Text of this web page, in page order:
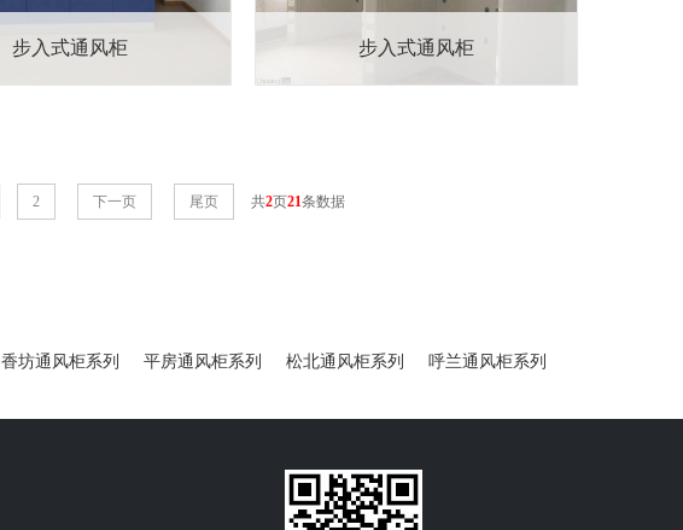
步入式通风柜 步入式通风柜
2 下一页 尾页 共2页21条数据
香坊通风柜系列 平房通风柜系列 松北通风柜系列
呼兰通风柜系列